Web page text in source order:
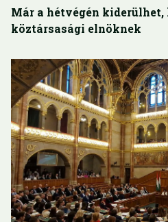
Már a hétvégén
köztársasági elnöknek